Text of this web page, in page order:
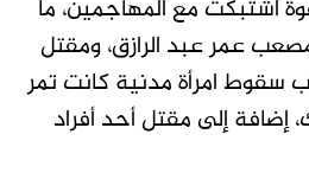
اشتبكت مع المهاجمين، ما
عمر عبد الرازق، ومقتل
سقوط امرأة مدنية كانت تمر
إضافة إلى مقتل أحد أفراد